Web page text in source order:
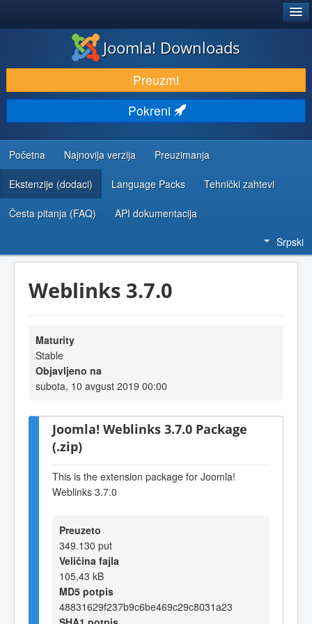
PREUZIMANJE I PROŠIRENJA (EKSTENZIJE)
OTKRIJTE I NAUČITE
ZAJEDNICA I PODRŠKA
RESURSI ZA RAZVOJ
Joomla! Downloads
Preuzmi
Pokreni
Početna Najnovija verzija Preuzimanja
Ekstenzije (dodaci) Language Packs Tehnički zahtevi
Česta pitanja (FAQ) API dokumentacija
Srpski
Weblinks 3.7.0
Maturity
Stable
Objavljeno na
subota, 10 avgust 2019 00:00
Joomla! Weblinks 3.7.0 Package
(.zip)
This is the extension package for Joomla!
Weblinks 3.7.0
Preuzeto
349.130 put
Veličina fajla
105,43 kB
MD5 potpis
48831629f237b9c6be469c29c8031a23